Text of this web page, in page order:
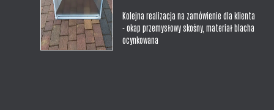
Kolejna realizacja na zamówienie dla klienta
- okap przemysłowy skośny, materiał blacha
ocynkowana